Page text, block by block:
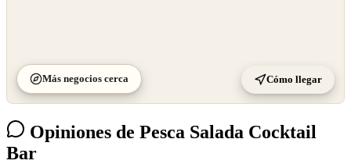
Más negocios cerca Cómo llegar
Opiniones de Pesca Salada Cocktail
Bar